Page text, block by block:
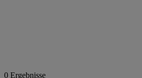
0 Ergebnisse